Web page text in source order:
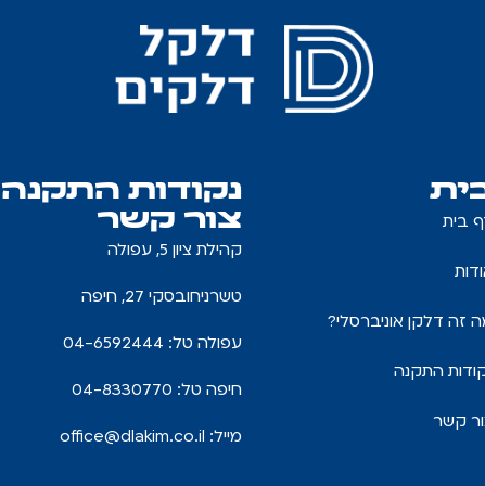
בית
זה דלקן אוניברסלי?
התקנה
קשר
נקודות התקנה
צור קשר
קהילת ציון 5, עפולה
טשרניחובסקי 27, חיפה
עפולה טל: 04-6592444
חיפה טל: 04-8330770
מייל: office@dlakim.co.il